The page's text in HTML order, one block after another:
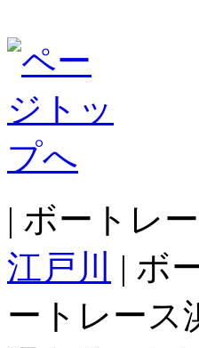
| ボートレ
江戸川
| ボ
ートレース